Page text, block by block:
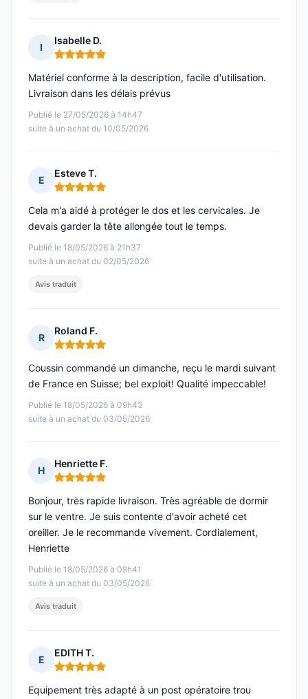
I
Isabelle D.
Note : 5 sur 5
Publié le 27/05/2026 à 14h47
suite à un achat du 10/05/2026
Matériel conforme à la description, facile d'utilisation.
Livraison dans les délais prévus
E
Esteve T.
Note : 5 sur 5
Publié le 18/05/2026 à 21h37
suite à un achat du 02/05/2026
Cela m'a aidé à protéger le dos et les cervicales. Je
devais garder la tête allongée tout le temps.
Avis traduit
R
Roland F.
Note : 5 sur 5
Publié le 18/05/2026 à 09h43
suite à un achat du 03/05/2026
Coussin commandé un dimanche, reçu le mardi suivant
de France en Suisse; bel exploit! Qualité impeccable!
H
Henriette F.
Note : 5 sur 5
Publié le 18/05/2026 à 08h41
suite à un achat du 03/05/2026
Bonjour, très rapide livraison. Très agréable de dormir
sur le ventre. Je suis contente d'avoir acheté cet
oreiller. Je le recommande vivement. Cordialement,
Henriette
Avis traduit
E
EDITH T.
Note : 5 sur 5
Equipement très adapté à un post opératoire trou